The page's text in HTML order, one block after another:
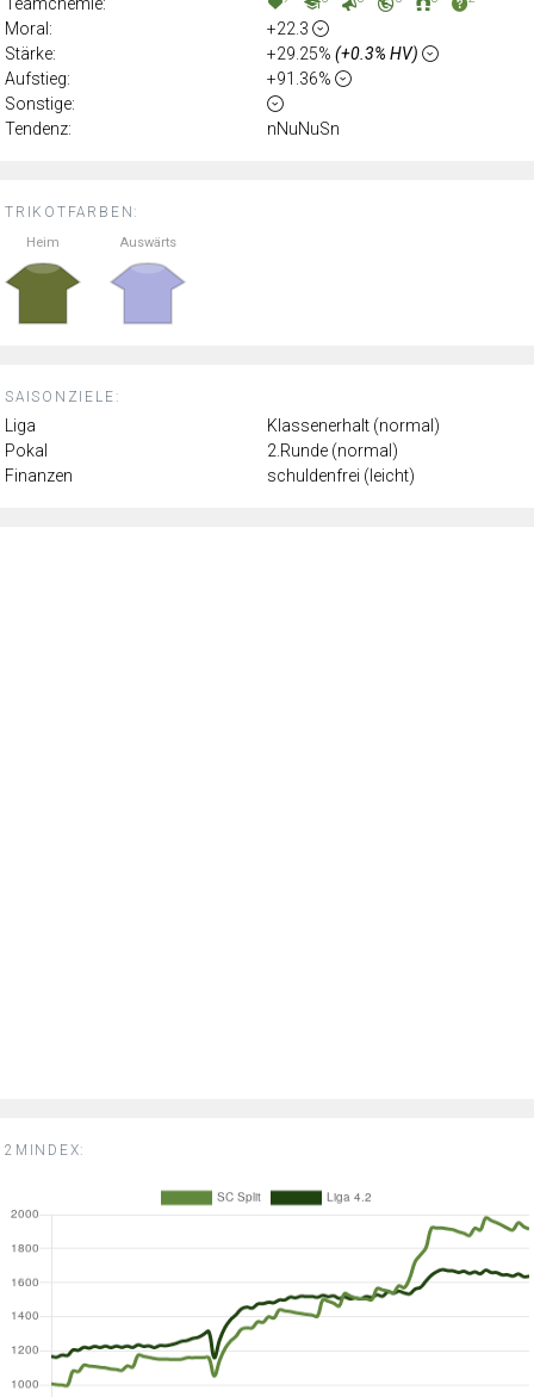
TRIKOTFARBEN:
Heim Auswärts
SAISONZIELE:
Liga
Klassenerhalt (normal)
Pokal
2.Runde (normal)
Finanzen
schuldenfrei (leicht)
2MINDEX:
Moral:
+22.3
Stärke:
+29.25% (+0.3% HV)
Aufstieg:
+91.36%
Sonstige:
Tendenz:
nNuNuSn